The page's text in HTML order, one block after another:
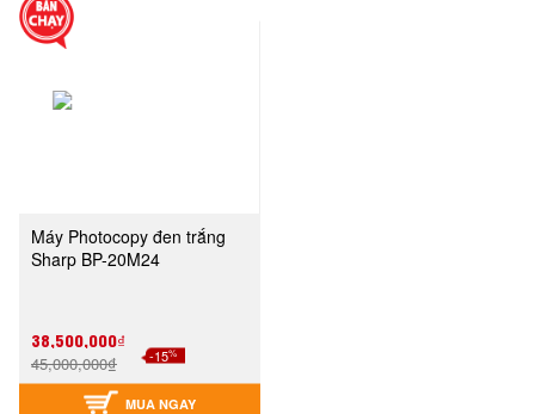
Máy Photocopy đen trắng
Sharp BP-20M24
38,500,000₫
45,000,000₫ -15%
MUA NGAY